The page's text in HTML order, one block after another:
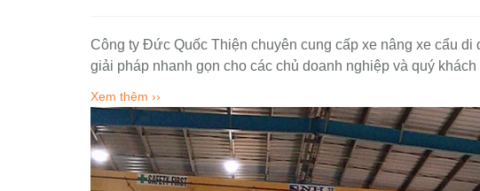
Công ty Đức Quốc Thiện chuyên cung cấp xe nâng xe cẩu
giải pháp nhanh gọn cho các chủ doanh nghiệp và quý khách
Xem thêm ››